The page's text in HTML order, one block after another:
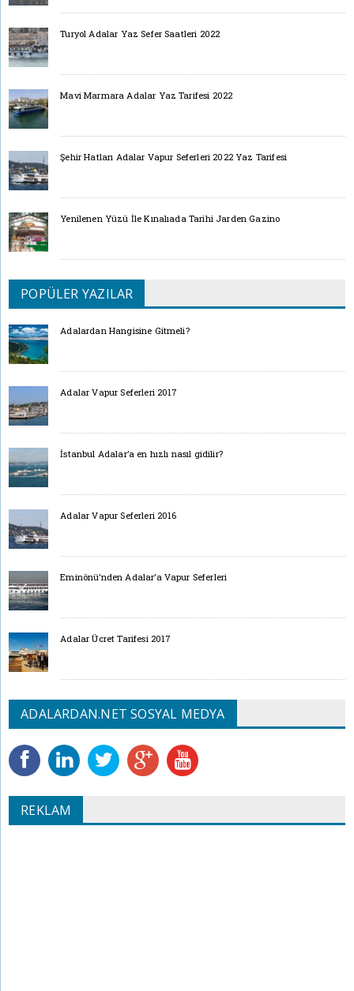
Turyol Adalar Yaz Sefer Saatleri 2022
Mavi Marmara Adalar Yaz Tarifesi 2022
Şehir Hatları Adalar Vapur Seferleri 2022 Yaz Tarifesi
Yenilenen Yüzü İle Kınalıada Tarihi Jarden Gazino
POPÜLER YAZILAR
Adalardan Hangisine Gitmeli?
Adalar Vapur Seferleri 2017
İstanbul Adalar’a en hızlı nasıl gidilir?
Adalar Vapur Seferleri 2016
Eminönü’nden Adalar’a Vapur Seferleri
Adalar Ücret Tarifesi 2017
ADALARDAN.NET SOSYAL MEDYA
REKLAM